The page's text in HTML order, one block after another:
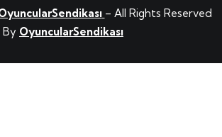
– All Rights Reserved
By OyuncularSendikası